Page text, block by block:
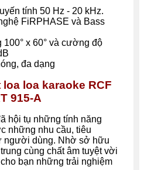
tính 50 Hz - 20 kHz.
FiRPHASE và Bass
100° x 60° và cường độ
đa dạng
loa karaoke RCF
915-A
hội tụ những tính năng
những nhu cầu, tiêu
người dùng. Nhờ sở hữu
cùng chất âm tuyệt vời
bạn những trải nghiệm